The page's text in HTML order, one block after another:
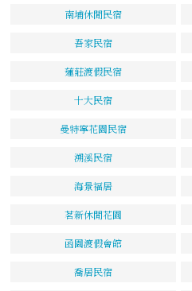
南埔休閒民宿
吾家民宿
蓮莊渡假民宿
十大民宿
曼特寧花園民宿
溯溪民宿
海景福居
茗新休閒花園
函園渡假會館
喬居民宿